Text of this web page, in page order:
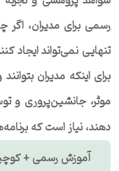
رسمی برای مدیران،
تنهایی نمی‌تواند ایجاد
برای اینکه مدیران
موثر، جانشین‌پروری و
دهند، نیاز است که
آموزش رسمی +